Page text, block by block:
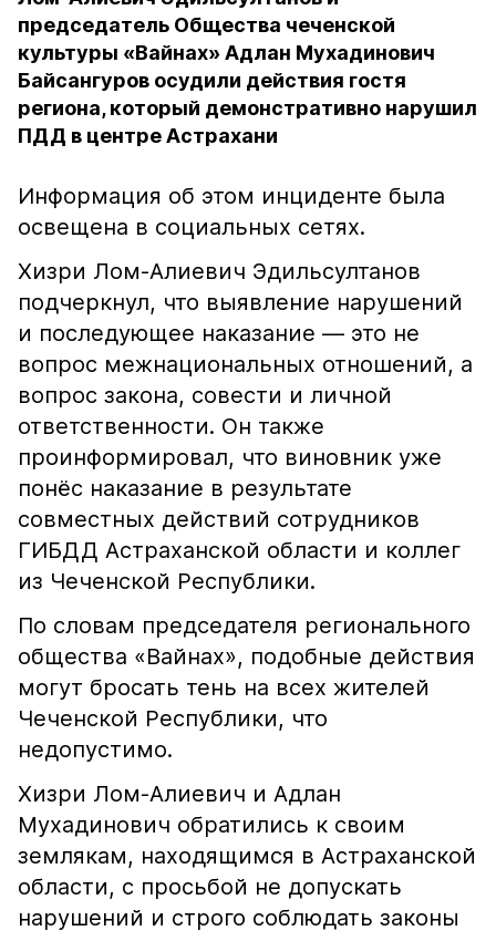
председатель Общества чеченской
культуры «Вайнах» Адлан Мухадинович
Байсангуров осудили действия гостя
региона, который демонстративно нарушил
ПДД в центре Астрахани
Информация об этом инциденте была
освещена в социальных сетях.
Хизри Лом-Алиевич Эдильсултанов
подчеркнул, что выявление нарушений
и последующее наказание — это не
вопрос межнациональных отношений, а
вопрос закона, совести и личной
ответственности. Он также
проинформировал, что виновник уже
понёс наказание в результате
совместных действий сотрудников
ГИБДД Астраханской области и коллег
из Чеченской Республики.
По словам председателя регионального
общества «Вайнах», подобные действия
могут бросать тень на всех жителей
Чеченской Республики, что
недопустимо.
Хизри Лом-Алиевич и Адлан
Мухадинович обратились к своим
землякам, находящимся в Астраханской
области, с просьбой не допускать
нарушений и строго соблюдать законы